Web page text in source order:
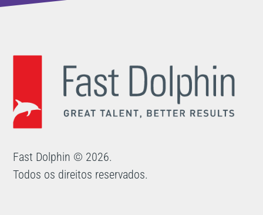
Fast Dolphin © 2026.
Todos os direitos reservados.